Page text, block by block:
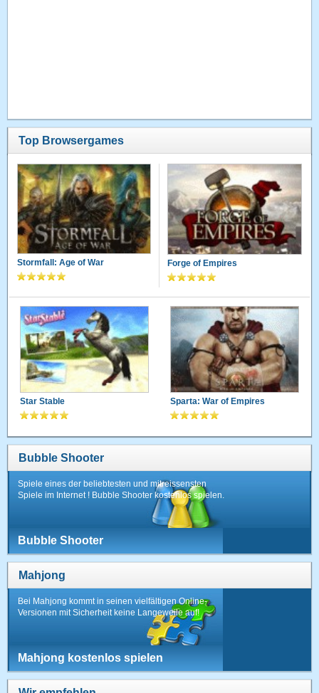
Top Browsergames
Stormfall: Age of War Forge of Empires
Star Stable Sparta: War of Empires
Bubble Shooter
Spiele eines der beliebtesten und mitreissensten
Spiele im Internet ! Bubble Shooter kostenlos spielen.
Bubble Shooter
Mahjong
Bei Mahjong kommt in seinen vielfältigen Online-
Versionen mit Sicherheit keine Langeweile auf!
Mahjong kostenlos spielen